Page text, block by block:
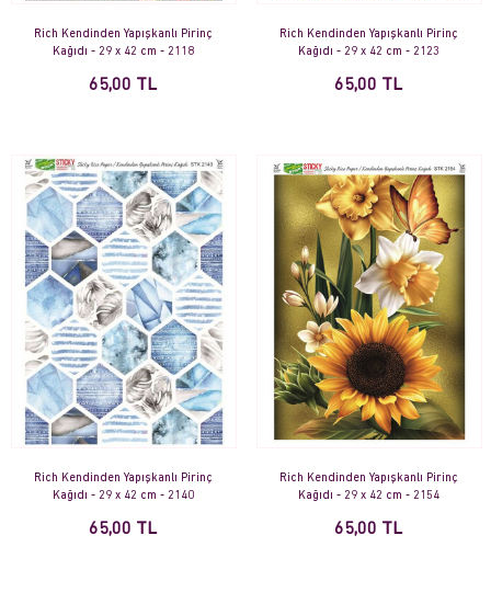
Rich Kendinden Yapışkanlı Pirinç
Kağıdı - 29 x 42 cm - 2118
65,00 TL
Rich Kendinden Yapışkanlı Pirinç
Kağıdı - 29 x 42 cm - 2123
65,00 TL
Rich Kendinden Yapışkanlı Pirinç
Kağıdı - 29 x 42 cm - 2140
65,00 TL
Rich Kendinden Yapışkanlı Pirinç
Kağıdı - 29 x 42 cm - 2154
65,00 TL